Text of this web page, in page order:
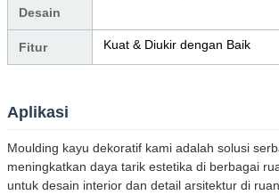
Desain
Fitur Kuat & Diukir dengan Baik
Aplikasi
Moulding kayu dekoratif kami adalah solusi
meningkatkan daya tarik estetika di berbagai
untuk desain interior dan detail arsitektur di